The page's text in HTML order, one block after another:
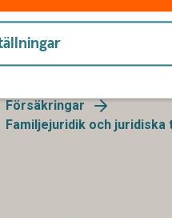
Trygghet
Vi hjälper dig med liv- och
familjejuridik, till exempel
Försäkringar
Familjejuridik och juridiska